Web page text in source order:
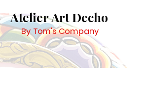
Atelier Art Decho
By Tom's Company